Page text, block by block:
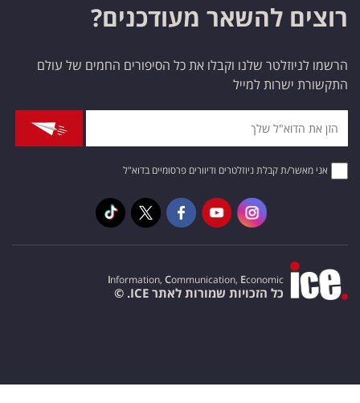
רוצים להשאר מעודכנים?
הרשמו לניוזלטר שלנו וקבלו את כל הסיפורים החמים של עולם
התקשורת ישרות למייל
אני מאשר/ת קבלת ניוזלטרים ודיוורים פרסומיים בדוא"ל
Information, Communication, Economic
כל הזכויות שמורות לאתר ICE. ©